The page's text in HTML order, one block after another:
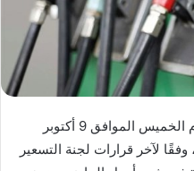
سجلت أسعار البنزين والسولار اليوم الخميس الموافق 9 أكتوبر
وفقًا لآخر قرارات لجنة التسعير